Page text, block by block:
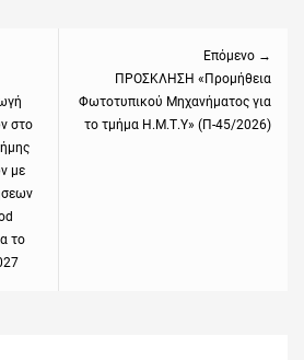
στο
με
το
Επόμενο →
post:
ΠΡΟΣΚΛΗΣΗ «Προμήθεια
Φωτοτυπικού Μηχανήματος για
το τμήμα Η.Μ.Τ.Υ» (Π-45/2026)